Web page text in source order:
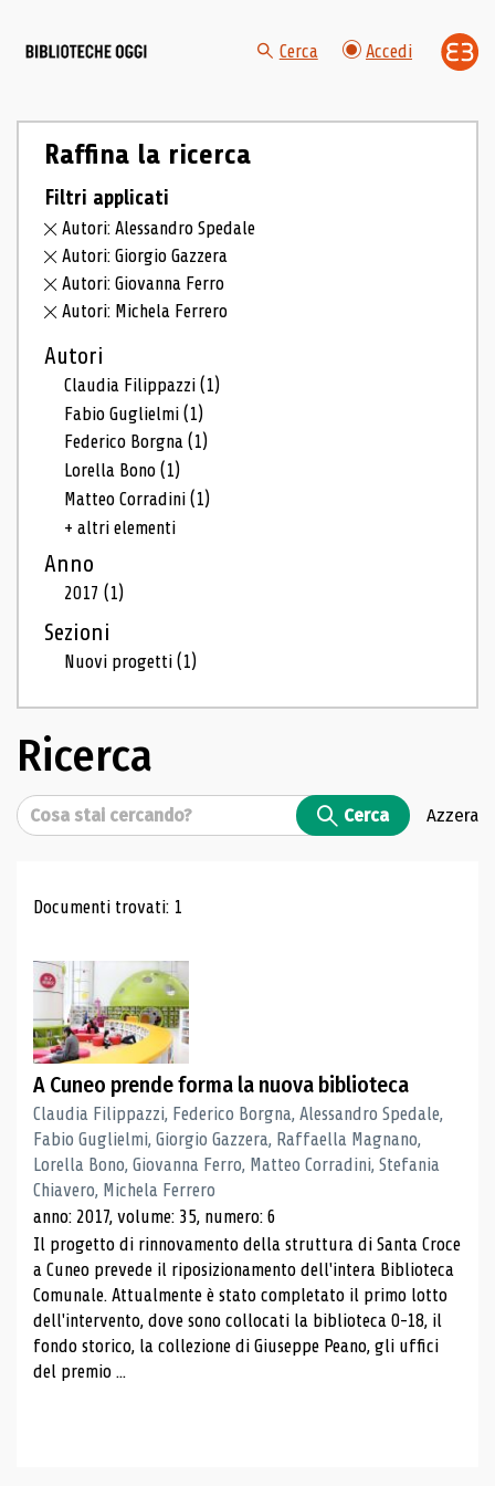
Cerca Accedi
Raffina la ricerca
Filtri applicati
Autori: Alessandro Spedale
Autori: Giorgio Gazzera
Autori: Giovanna Ferro
Autori: Michela Ferrero
Autori
Claudia Filippazzi(1)
Fabio Guglielmi(1)
Federico Borgna(1)
Lorella Bono(1)
Matteo Corradini(1)
+ altri elementi
Anno
2017(1)
Sezioni
Nuovi progetti(1)
Ricerca
Cerca Cerca Azzera
Risultati di ricerca
Documenti trovati: 1
A Cuneo prende forma la nuova biblioteca
Claudia Filippazzi, Federico Borgna, Alessandro Spedale,
Fabio Guglielmi, Giorgio Gazzera, Raffaella Magnano,
Lorella Bono, Giovanna Ferro, Matteo Corradini, Stefania
Chiavero, Michela Ferrero
anno: 2017, volume: 35, numero: 6
Il progetto di rinnovamento della struttura di Santa Croce
a Cuneo prevede il riposizionamento dell'intera Biblioteca
Comunale. Attualmente è stato completato il primo lotto
dell'intervento, dove sono collocati la biblioteca 0-18, il
fondo storico, la collezione di Giuseppe Peano, gli uffici
del premio ...